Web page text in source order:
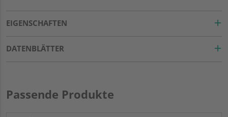
EIGENSCHAFTEN
DATENBLÄTTER
Passende Produkte